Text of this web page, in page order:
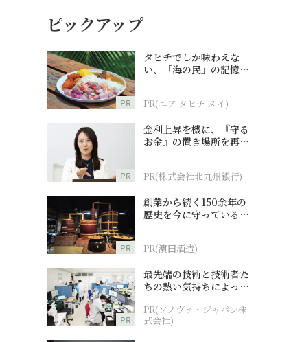
ピックアップ
PR
タヒチでしか味わえな
い、「海の民」の記憶へ
とつながる旅
PR(エア タヒチ ヌイ)
PR
金利上昇を機に、『守る
お金』の置き場所を再検
討
PR(株式会社北九州銀行)
PR
創業から続く150余年の
歴史を今に守っている濵
田酒造
PR(濵田酒造)
PR
最先端の技術と技術者た
ちの熱い気持ちによって
作られているオーダーメ
イド補聴器
PR(ソノヴァ・ジャパン株
式会社)